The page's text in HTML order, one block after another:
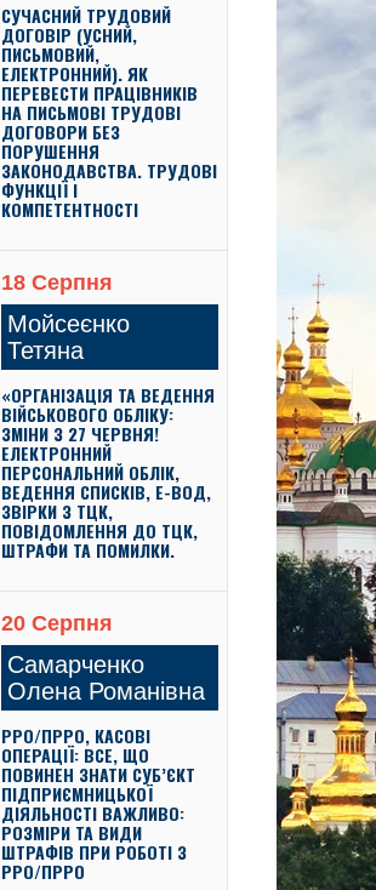
СУЧАСНИЙ ТРУДОВИЙ
ДОГОВІР (УСНИЙ,
ПИСЬМОВИЙ,
ЕЛЕКТРОННИЙ). ЯК
ПЕРЕВЕСТИ ПРАЦІВНИКІВ
НА ПИСЬМОВІ ТРУДОВІ
ДОГОВОРИ БЕЗ
ПОРУШЕННЯ
ЗАКОНОДАВСТВА. ТРУДОВІ
ФУНКЦІЇ І
КОМПЕТЕНТНОСТІ
18 Серпня
Мойсеєнко
Тетяна
«ОРГАНІЗАЦІЯ ТА ВЕДЕННЯ
ВІЙСЬКОВОГО ОБЛІКУ:
ЗМІНИ З 27 ЧЕРВНЯ!
ЕЛЕКТРОННИЙ
ПЕРСОНАЛЬНИЙ ОБЛІК,
ВЕДЕННЯ СПИСКІВ, Е-ВОД,
ЗВІРКИ З ТЦК,
ПОВІДОМЛЕННЯ ДО ТЦК,
ШТРАФИ ТА ПОМИЛКИ.
20 Серпня
Самарченко
Олена Романівна
РРО/ПРРО, КАСОВІ
ОПЕРАЦІЇ: ВСЕ, ЩО
ПОВИНЕН ЗНАТИ СУБ’ЄКТ
ПІДПРИЄМНИЦЬКОЇ
ДІЯЛЬНОСТІ ВАЖЛИВО:
РОЗМІРИ ТА ВИДИ
ШТРАФІВ ПРИ РОБОТІ З
РРО/ПРРО